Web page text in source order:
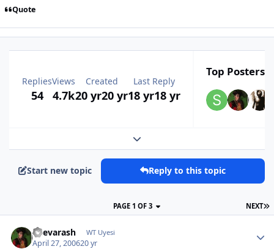
Quote
Replies
54
Views
4.7k
Created
20 yr20 yr
Last Reply
18 yr18 yr
Top Posters
Expand topic overview
Start new topic Reply to this topic
NEXT
PAGE 1 OF 3
Shevarash WT Uyesi
April 27, 200620 yr